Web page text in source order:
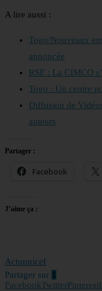
A lire aussi :
Togo/Nouveaux
annoncée
RSE : La CIMCO
Togo : Un centre
Diffusion de
auteurs
Partager :
Facebook
J’aime ça :
Actuunicef
Partager sur 1
FacebookTwitterPinterest